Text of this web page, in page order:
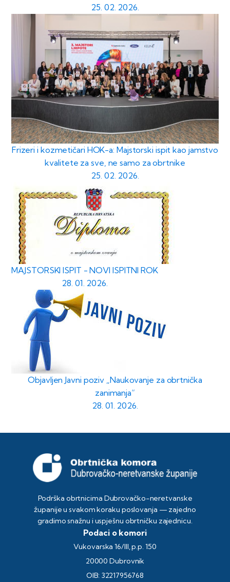
25. 02. 2026.
Frizeri i kozmetičari HOK-a: Majstorski ispit kao jamstvo
kvalitete za sve, ne samo za obrtnike
25. 02. 2026.
MAJSTORSKI ISPIT - NOVI ISPITNI ROK
28. 01. 2026.
Objavljen Javni poziv „Naukovanje za obrtnička
zanimanja“
28. 01. 2026.
Podrška obrtnicima Dubrovačko-neretvanske
županije u svakom koraku poslovanja — zajedno
gradimo snažnu i uspješnu obrtničku zajednicu.
Podaci o komori
Vukovarska 16/III, p.p. 150
20000 Dubrovnik
OIB: 32217956768